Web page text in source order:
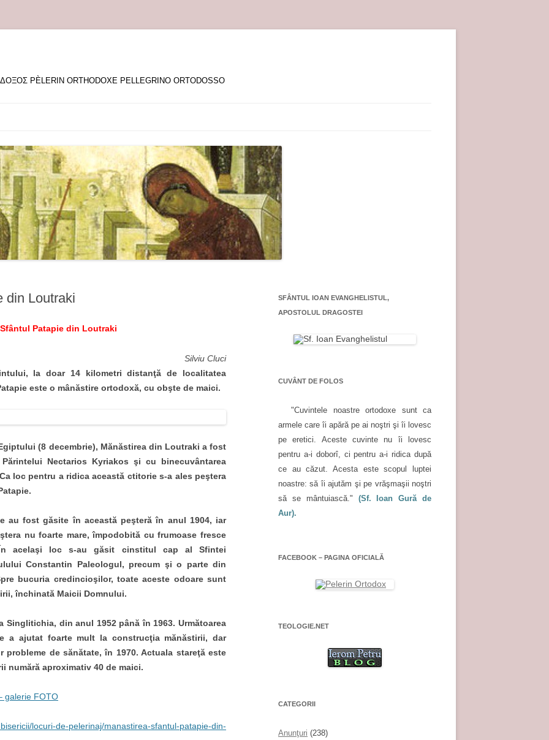
PÈLERIN ORTHODOXE PELLEGRINO ORTODOSSO
din Loutraki
Patapie din Loutraki
Silviu Cluci
la doar 14 kilometri distanţă de localitatea
este o mânăstire ortodoxă, cu obşte de maici.
(8 decembrie), Mănăstirea din Loutraki a fost
Nectarios Kyriakos şi cu binecuvântarea
loc pentru a ridica această ctitorie s-a ales peştera
au fost găsite în această peşteră în anul 1904, iar
nu foarte mare, împodobită cu frumoase fresce
acelaşi loc s-au găsit cinstitul cap al Sfintei
Constantin Paleologul, precum şi o parte din
bucuria credincioşilor, toate aceste odoare sunt
închinată Maicii Domnului.
Singlitichia, din anul 1952 până în 1963. Următoarea
a ajutat foarte mult la construcţia mănăstirii, dar
probleme de sănătate, în 1970. Actuala stareţă este
numără aproximativ 40 de maici.
galerie FOTO
locuri-de-pelerinaj/manastirea-sfantul-patapie-din-
SFÂNTUL IOAN EVANGHELISTUL,
APOSTOLUL DRAGOSTEI
CUVÂNT DE FOLOS
"Cuvintele noastre ortodoxe sunt ca
armele care îi apără pe ai noştri şi îi lovesc
pe eretici. Aceste cuvinte nu îi lovesc
pentru a-i doborî, ci pentru a-i ridica după
ce au căzut. Acesta este scopul luptei
noastre: să îi ajutăm şi pe vrăşmaşii noştri
să se mântuiască."
(Sf. Ioan Gură de
Aur).
FACEBOOK – PAGINA OFICIALĂ
TEOLOGIE.NET
CATEGORII
Anunţuri (238)